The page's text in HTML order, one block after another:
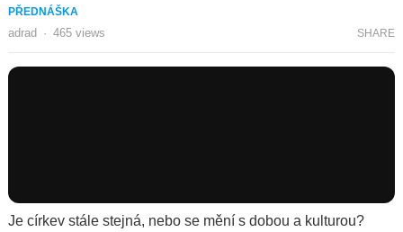
PŘEDNÁŠKA
adrad · 465views SHARE
Je církev stále stejná, nebo se mění s dobou a kulturou?